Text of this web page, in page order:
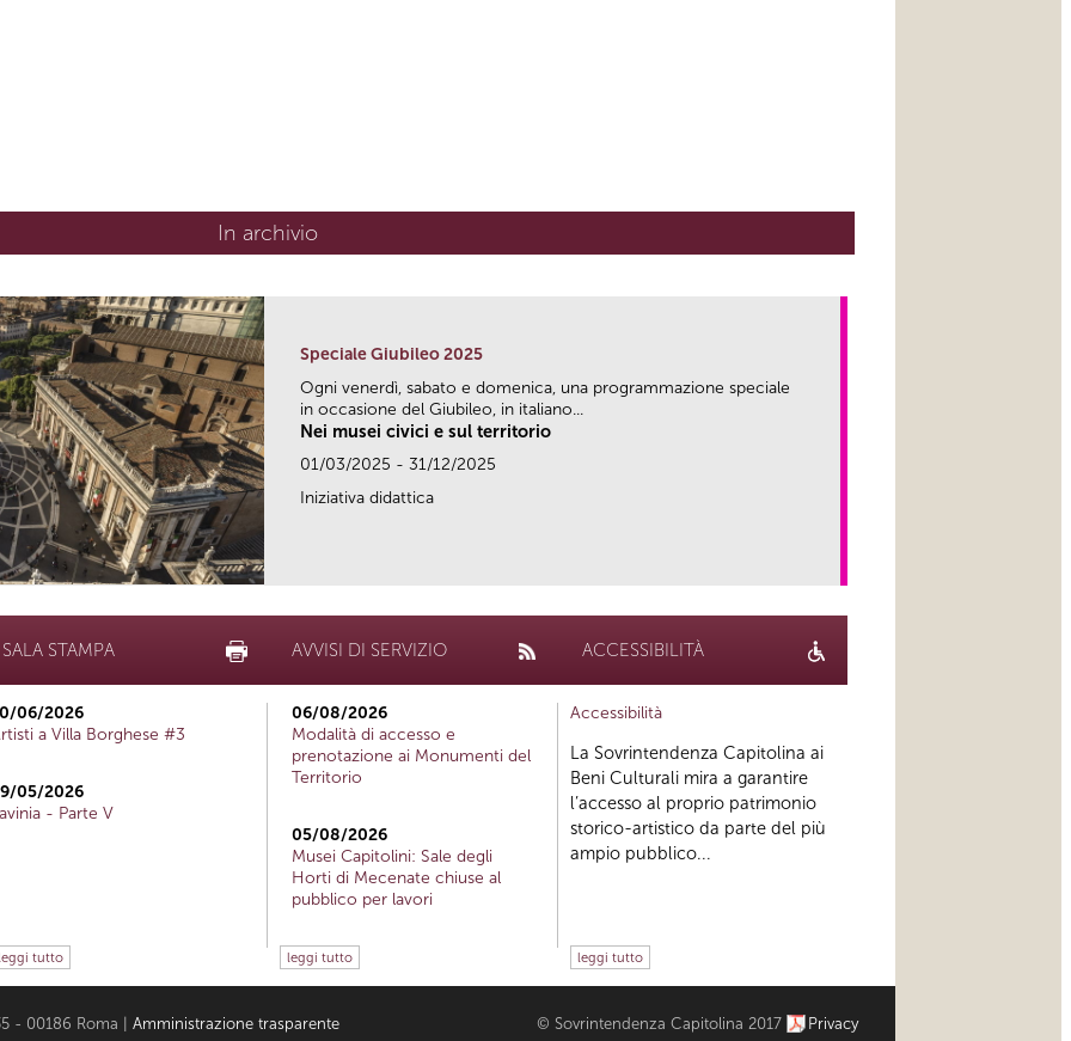
In archivio
Speciale Giubileo 2025
Ogni venerdì, sabato e domenica, una programmazione speciale
in occasione del Giubileo, in italiano...
Nei musei civici e sul territorio
01/03/2025 - 31/12/2025
Iniziativa didattica
SALA STAMPA
06/2026
a Villa Borghese #3
05/2026
- Parte V
tutto
AVVISI DI SERVIZIO
06/08/2026
Modalità di accesso e
prenotazione ai Monumenti del
Territorio
05/08/2026
Musei Capitolini: Sale degli
Horti di Mecenate chiuse al
pubblico per lavori
leggi tutto
ACCESSIBILITÀ
Accessibilità
La Sovrintendenza Capitolina ai
Beni Culturali mira a garantire
l’accesso al proprio patrimonio
storico-artistico da parte del più
ampio pubblico...
leggi tutto
- 00186 Roma | Amministrazione trasparente © Sovrintendenza Capitolina 2017 Privacy